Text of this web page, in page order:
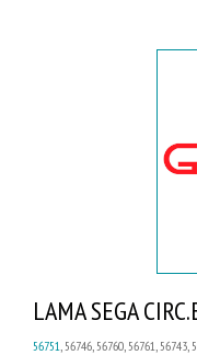
LAMA SEGA
56751 , 56746, 56760, 56761, 56743,